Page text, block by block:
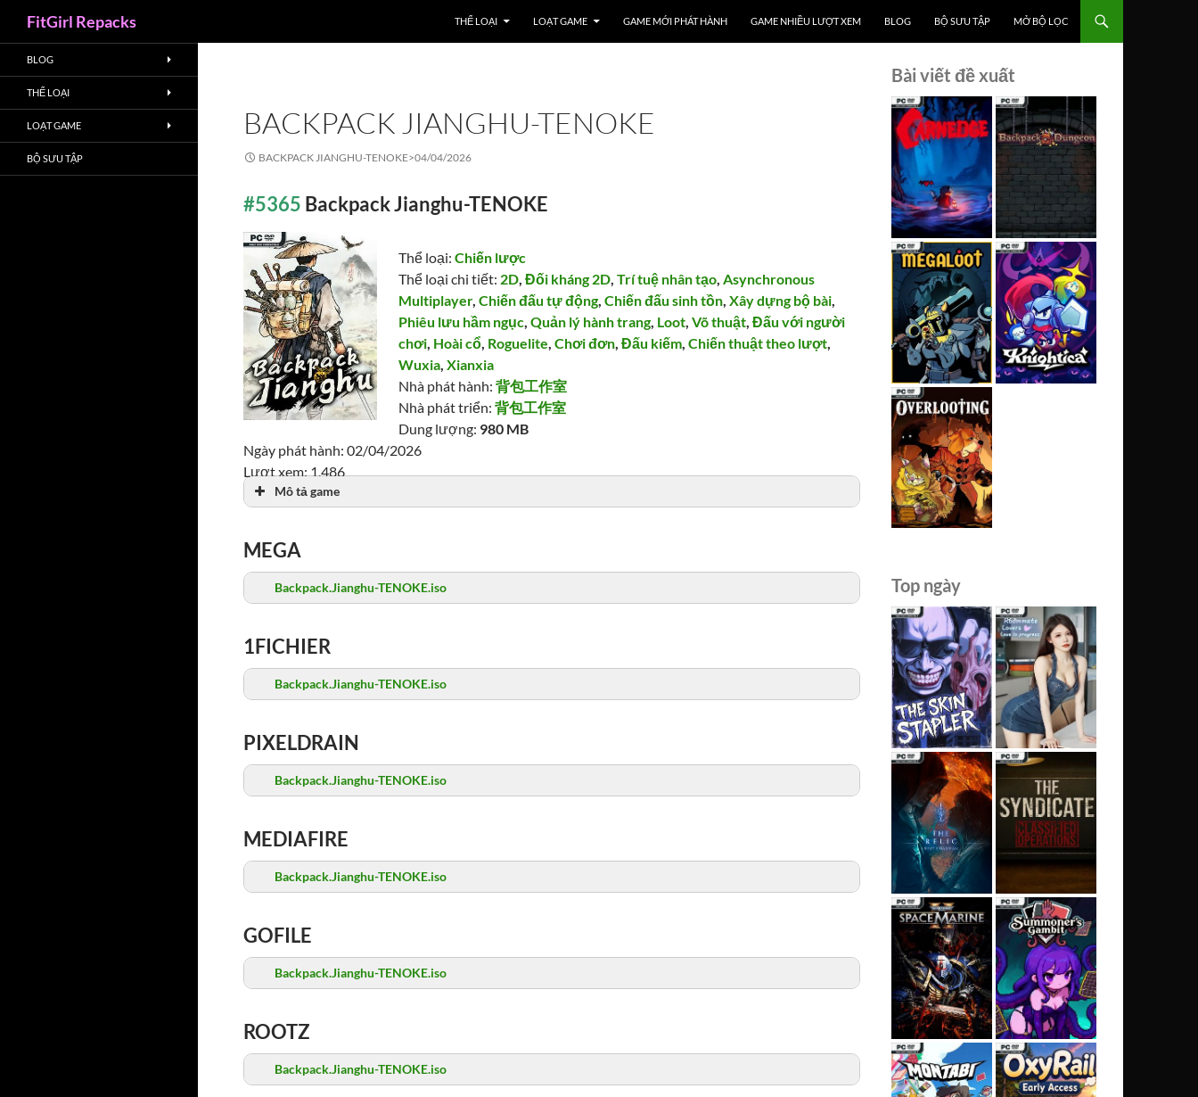
FitGirl Repacks THỂ LOẠI LOẠT GAME GAME MỚI PHÁT HÀNH GAME NHIỀU LƯỢT XEM BLOG BỘ SƯU TẬP MỞ BỘ LỌC
BACKPACK JIANGHU-TENOKE
BACKPACK JIANGHU-TENOKE>04/04/2026
#5365 Backpack Jianghu-TENOKE
Thể loại:Chiến lược
Thể loại chi tiết: 2D,Đối kháng 2D,Trí tuệ nhân tạo,Asynchronous
Multiplayer,Chiến đấu tự động,Chiến đấu sinh tồn,Xây dựng bộ bài,
Phiêu lưu hầm ngục,Quản lý hành trang, Loot,Võ thuật,Đấu với người
chơi, Hoài cổ, Roguelite,Chơi đơn,Đấu kiếm,Chiến thuật theo lượt,
Wuxia,Xianxia
Nhà phát hành:背包工作室
Nhà phát triển:背包工作室
Dung lượng: 980 MB
Ngày phát hành: 02/04/2026
Lượt xem: 1,486
Mô tả game
MEGA
Backpack.Jianghu-TENOKE.iso
1FICHIER
Backpack.Jianghu-TENOKE.iso
PIXELDRAIN
Backpack.Jianghu-TENOKE.iso
MEDIAFIRE
Backpack.Jianghu-TENOKE.iso
GOFILE
Backpack.Jianghu-TENOKE.iso
ROOTZ
Backpack.Jianghu-TENOKE.iso
Bài viết đề xuất
Top ngày
BLOG
THỂ LOẠI
LOẠT GAME
BỘ SƯU TẬP